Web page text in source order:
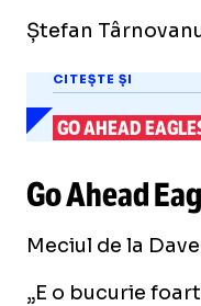
Ștefan
CITEȘTE ȘI
GO AHEAD
Go Ahead
Meciul de la
„E o bucurie